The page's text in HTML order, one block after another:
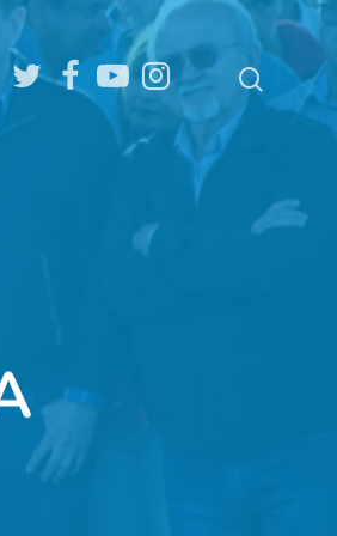
twitter facebookyoutubeinstagram search